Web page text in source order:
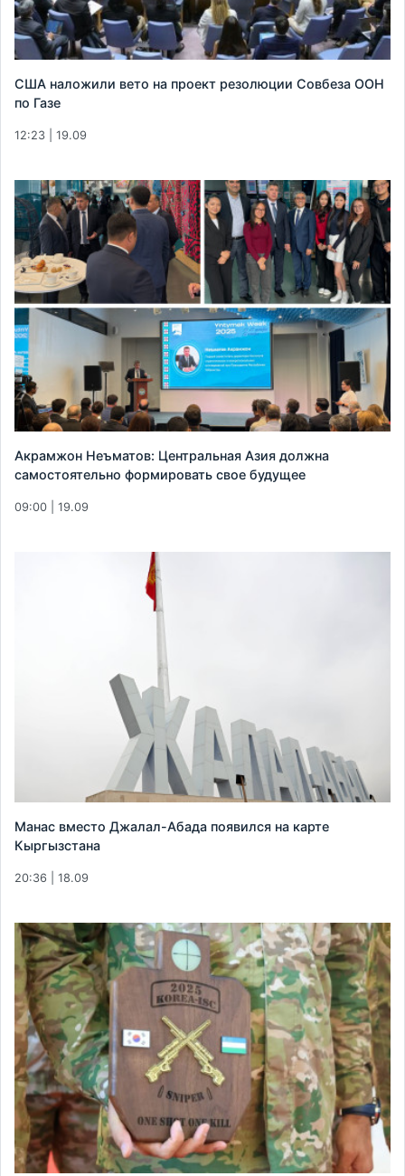
США наложили вето на проект резолюции Совбеза ООН
по Газе
12:23 | 19.09
Акрамжон Неъматов: Центральная Азия должна
самостоятельно формировать свое будущее
09:00 | 19.09
Манас вместо Джалал-Абада появился на карте
Кыргызстана
20:36 | 18.09